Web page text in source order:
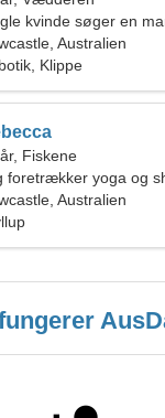
kvinde søger en
Australien
Klippe
Fiskene
foretrækker yoga og
Australien